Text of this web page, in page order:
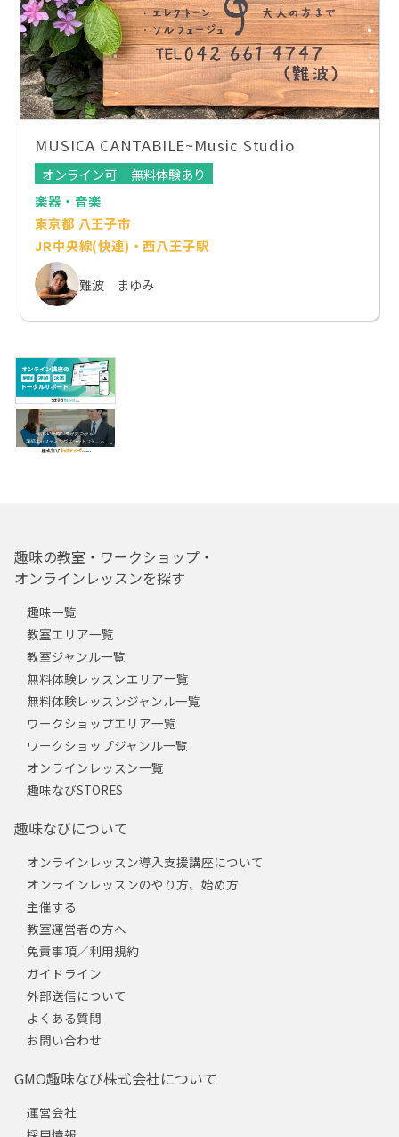
MUSICA CANTABILE~Music Studio
オンライン可
無料体験あり
楽器・音楽
東京都 八王子市
JR中央線(快速)・西八王子駅
難波 まゆみ
趣味の教室・ワークショップ・
オンラインレッスンを探す
趣味一覧
教室エリア一覧
教室ジャンル一覧
無料体験レッスンエリア一覧
無料体験レッスンジャンル一覧
ワークショップエリア一覧
ワークショップジャンル一覧
オンラインレッスン一覧
趣味なびSTORES
趣味なびについて
オンラインレッスン導入支援講座について
オンラインレッスンのやり方、始め方
主催する
教室運営者の方へ
免責事項／利用規約
ガイドライン
外部送信について
よくある質問
お問い合わせ
GMO趣味なび株式会社について
運営会社